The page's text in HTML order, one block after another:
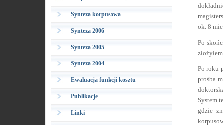
Synteza korpusowa
Synteza 2006
Synteza 2005
Synteza 2004
Ewaluacja funkcji kosztu
Publikacje
Linki
ok. 8
Po
Po roku
prośba
System
gdzie